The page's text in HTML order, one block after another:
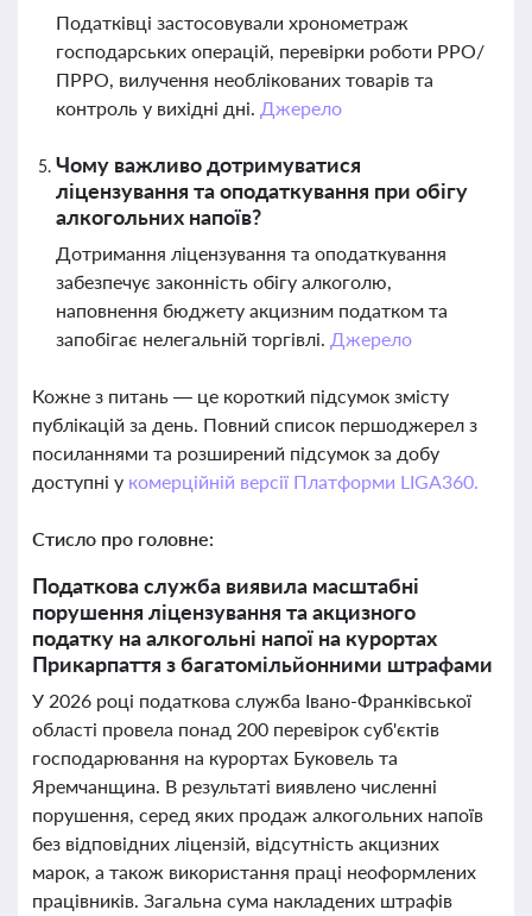
Податківці застосовували хронометраж
господарських операцій, перевірки роботи РРО/
ПРРО, вилучення необлікованих товарів та
контроль у вихідні дні. Джерело
Чому важливо дотримуватися
ліцензування та оподаткування при обігу
алкогольних напоїв?
Дотримання ліцензування та оподаткування
забезпечує законність обігу алкоголю,
наповнення бюджету акцизним податком та
запобігає нелегальній торгівлі. Джерело
Кожне з питань — це короткий підсумок змісту
публікацій за день. Повний список першоджерел з
посиланнями та розширений підсумок за добу
доступні у комерційній версії Платформи LIGA360.
Стисло про головне:
Податкова служба виявила масштабні
порушення ліцензування та акцизного
податку на алкогольні напої на курортах
Прикарпаття з багатомільйонними штрафами
У 2026 році податкова служба Івано-Франківської
області провела понад 200 перевірок суб'єктів
господарювання на курортах Буковель та
Яремчанщина. В результаті виявлено численні
порушення, серед яких продаж алкогольних напоїв
без відповідних ліцензій, відсутність акцизних
марок, а також використання праці неоформлених
працівників. Загальна сума накладених штрафів